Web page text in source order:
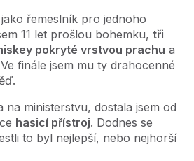
řemeslník pro jednoho
11 let prošlou bohemku, tři
pokryté vrstvou prachu a
finále jsem mu ty drahocenné
na ministerstvu, dostala jsem od
hasicí přístroj. Dodnes se
to byl nejlepší, nebo nejhorší